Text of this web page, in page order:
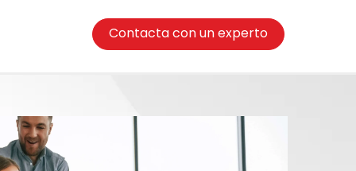
Contacta con un experto